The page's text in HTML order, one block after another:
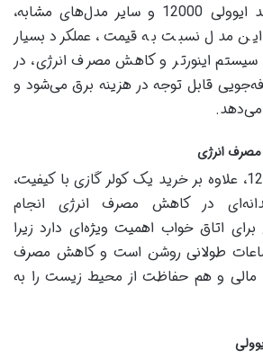
با مقایسه هزینه خرید ایوولی 12000 و سایر مدل‌های مشابه،
مدل نسبت به قیمت، عملکرد بسیار
سیستم اینورتر و کاهش مصرف انرژی، در
قابل توجه در هزینه برق می‌شود و
می‌دهد.
مصرف انرژی
با انتخاب ایوولی 12000، علاوه بر خرید یک کولر گازی با کیفیت،
در کاهش مصرف انرژی انجام
اتاق خواب اهمیت ویژه‌ای دارد زیرا
ساعات طولانی روشن است و کاهش مصرف
مالی و هم حفاظت از محیط زیست را به